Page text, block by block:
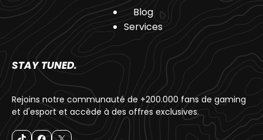
Blog
Services
STAY TUNED.
Rejoins notre communauté de +200.000 fans de gaming
et d'esport et accède à des offres exclusives.